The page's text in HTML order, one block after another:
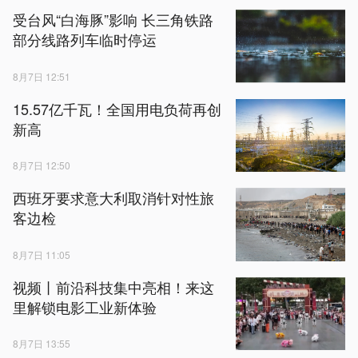
受台风“白海豚”影响 长三角铁路
部分线路列车临时停运
8月7日 12:51
15.57亿千瓦！全国用电负荷再创
新高
8月7日 12:50
西班牙要求意大利取消针对性旅
客边检
8月7日 11:05
视频丨前沿科技集中亮相！来这
里解锁电影工业新体验
8月7日 13:55